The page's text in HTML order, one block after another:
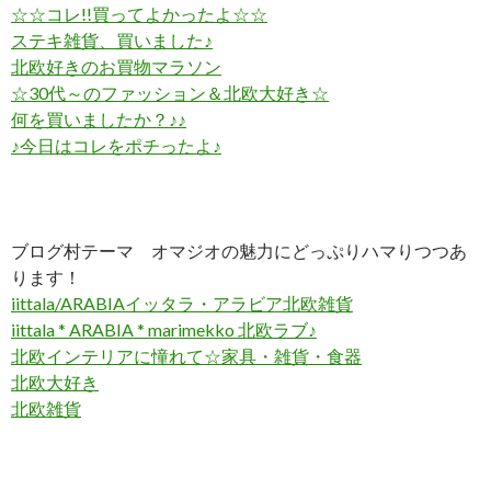
☆☆コレ!!買ってよかったよ☆☆
ステキ雑貨、買いました♪
北欧好きのお買物マラソン
☆30代～のファッション＆北欧大好き☆
何を買いましたか？♪♪
♪今日はコレをポチったよ♪
ブログ村テーマ オマジオの魅力にどっぷりハマりつつあ
ります！
iittala/ARABIAイッタラ・アラビア北欧雑貨
iittala * ARABIA * marimekko 北欧ラブ♪
北欧インテリアに憧れて☆家具・雑貨・食器
北欧大好き
北欧雑貨